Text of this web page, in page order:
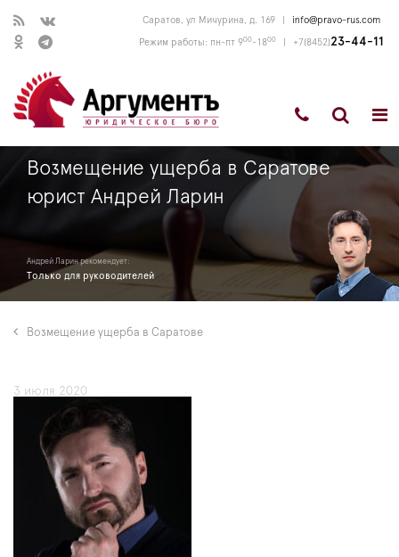
Саратов, ул Мичурина, д. 169 info@pravo-rus.com
Режим работы: пн-пт 900-1800 +7(8452)23-44-11
Возмещение ущерба в Саратове
юрист Андрей Ларин
Андрей Ларин рекомендует:
Только для руководителей
Возмещение ущерба в Саратове
3 июля 2020